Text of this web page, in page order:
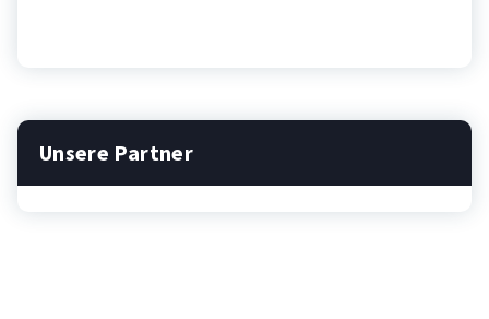
Unsere Partner